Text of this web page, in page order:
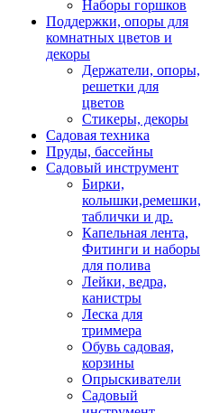
Наборы горшков
Поддержки, опоры для
комнатных цветов и
декоры
Держатели, опоры,
решетки для
цветов
Стикеры, декоры
Садовая техника
Пруды, бассейны
Садовый инструмент
Бирки,
колышки,ремешки,
таблички и др.
Капельная лента,
Фитинги и наборы
для полива
Лейки, ведра,
канистры
Леска для
триммера
Обувь садовая,
корзины
Опрыскиватели
Садовый